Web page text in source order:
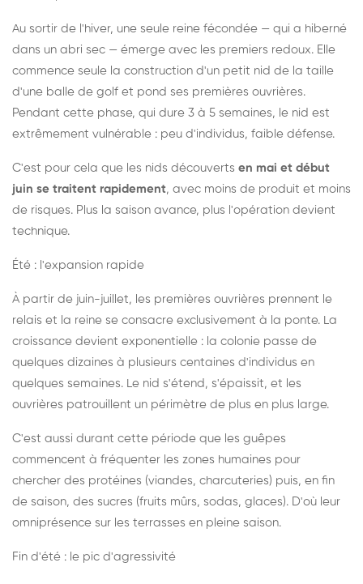
Au sortir de l'hiver, une seule reine fécondée — qui a hiberné
dans un abri sec — émerge avec les premiers redoux. Elle
commence seule la construction d'un petit nid de la taille
d'une balle de golf et pond ses premières ouvrières.
Pendant cette phase, qui dure 3 à 5 semaines, le nid est
extrêmement vulnérable : peu d'individus, faible défense.
C'est pour cela que les nids découverts en mai et début
juin se traitent rapidement, avec moins de produit et moins
de risques. Plus la saison avance, plus l'opération devient
technique.
Été : l'expansion rapide
À partir de juin-juillet, les premières ouvrières prennent le
relais et la reine se consacre exclusivement à la ponte. La
croissance devient exponentielle : la colonie passe de
quelques dizaines à plusieurs centaines d'individus en
quelques semaines. Le nid s'étend, s'épaissit, et les
ouvrières patrouillent un périmètre de plus en plus large.
C'est aussi durant cette période que les guêpes
commencent à fréquenter les zones humaines pour
chercher des protéines (viandes, charcuteries) puis, en fin
de saison, des sucres (fruits mûrs, sodas, glaces). D'où leur
omniprésence sur les terrasses en pleine saison.
Fin d'été : le pic d'agressivité